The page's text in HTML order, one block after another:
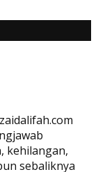
kehilangan,
sebaliknya